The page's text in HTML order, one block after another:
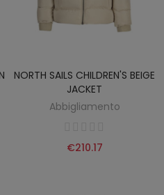
NORTH SAILS CHILDREN'S BEIGE
JACKET
Abbigliamento
€210.17